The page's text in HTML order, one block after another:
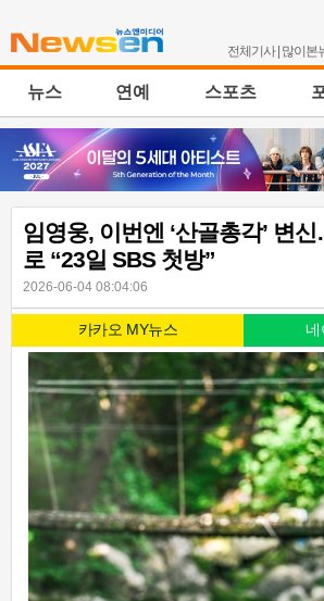
전체기사| 많이본
뉴스 연예 스포츠
임영웅, 이번엔 ‘산골총각’ 변
로 “23일 SBS 첫방”
2026-06-04 08:04:06
카카오 MY뉴스 네